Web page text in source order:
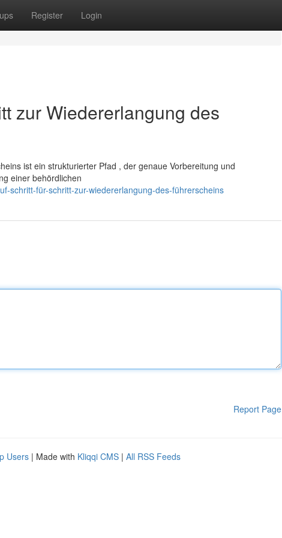
Register Login
zur Wiedererlangung des
ist ein strukturierter Pfad , der genaue Vorbereitung und
einer behördlichen
schritt-für-schritt-zur-wiedererlangung-des-führerscheins
Report Page
Users | Made with Kliqqi CMS | All RSS Feeds